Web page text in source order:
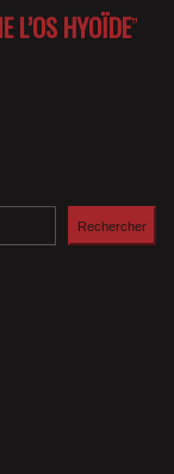
L’OS HYOÏDE”
Rechercher